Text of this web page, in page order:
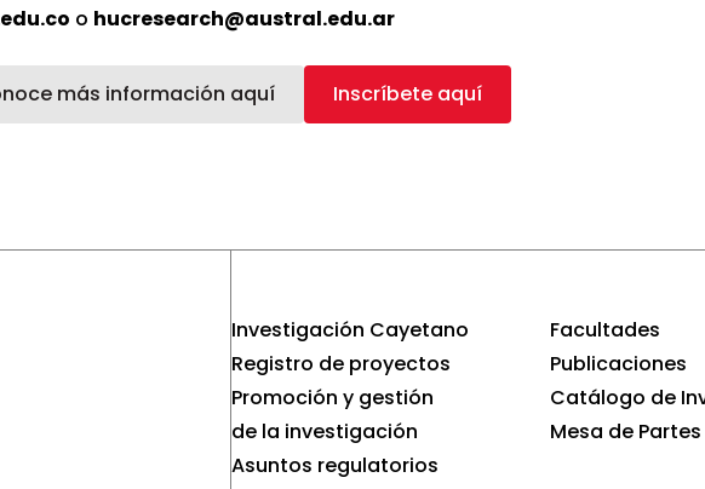
o hucresearch@austral.edu.ar
más información aquí Inscríbete aquí
Investigación Cayetano
Registro de proyectos
Promoción y gestión
de la investigación
Asuntos regulatorios
Facultades
Publicaciones
Catálogo de
Mesa de Partes